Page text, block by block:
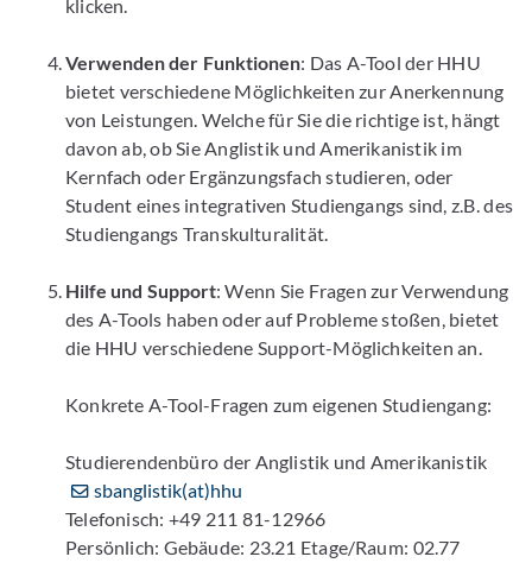
klicken.
Verwenden der Funktionen: Das A-Tool der HHU
bietet verschiedene Möglichkeiten zur Anerkennung
von Leistungen. Welche für Sie die richtige ist, hängt
davon ab, ob Sie Anglistik und Amerikanistik im
Kernfach oder Ergänzungsfach studieren, oder
Student eines integrativen Studiengangs sind, z.B. des
Studiengangs Transkulturalität.
Hilfe und Support: Wenn Sie Fragen zur Verwendung
des A-Tools haben oder auf Probleme stoßen, bietet
die HHU verschiedene Support-Möglichkeiten an.
Konkrete A-Tool-Fragen zum eigenen Studiengang:
Studierendenbüro der Anglistik und Amerikanistik
sbanglistik(at)hhu
Telefonisch: +49 211 81-12966
Persönlich: Gebäude: 23.21 Etage/Raum: 02.77